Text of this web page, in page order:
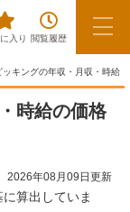
入り 閲覧履歴
ッキングの年収・月収・時給
時給の価格
2026年08月09日更新
算出していま